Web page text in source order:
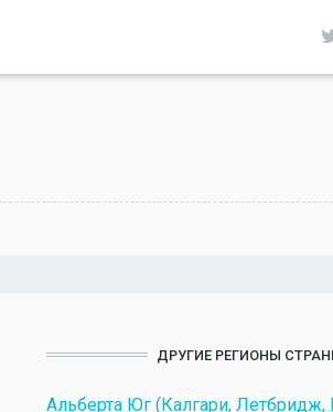
ДРУГИЕ РЕГИОНЫ
Альберта Юг (Калгари, Летбридж,